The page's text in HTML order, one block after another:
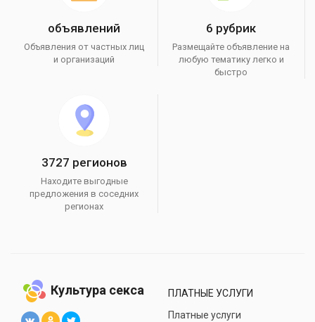
объявлений
Объявления от частных лиц
и организаций
6 рубрик
Размещайте объявление на
любую тематику легко и
быстро
3727 регионов
Находите выгодные
предложения в соседних
регионах
Культура секса
ПЛАТНЫЕ УСЛУГИ
Платные услуги